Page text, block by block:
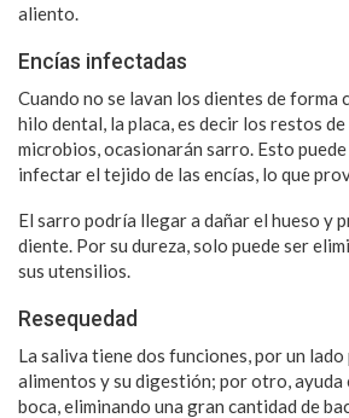
aliento.
Encías infectadas
Cuando no se lavan los dientes de forma
hilo dental, la placa, es decir los restos
microbios, ocasionarán sarro. Esto
infectar el tejido de las encías, lo que
El sarro podría llegar a dañar el hueso y
diente. Por su dureza, solo puede ser
sus utensilios.
Resequedad
La saliva tiene dos funciones, por un
alimentos y su digestión; por otro, ayuda
boca, eliminando una gran cantidad de